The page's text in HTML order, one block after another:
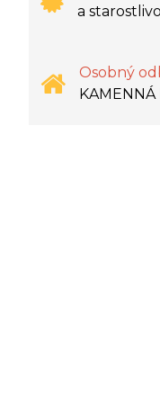
a
Osobný
KAMENNÁ